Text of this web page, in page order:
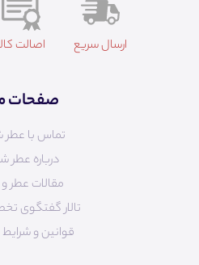
ارسال سریع اصالت
صفحات
تماس با عطر
درباره عطر
مقالات عطر
تالار گفتگوی
قوانین و